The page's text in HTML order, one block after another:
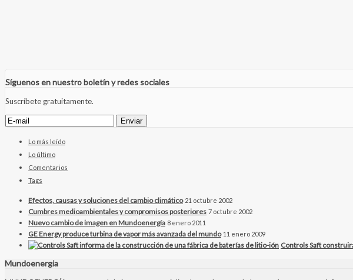
Síguenos en nuestro boletín y redes sociales
Suscríbete gratuitamente.
Lo más leído
Lo último
Comentarios
Tags
Efectos, causas y soluciones del cambio climático 21 octubre 2002
Cumbres medioambientales y compromisos posteriores 7 octubre 2002
Nuevo cambio de imagen en Mundoenergía 8 enero 2011
GE Energy produce turbina de vapor más avanzada del mundo 11 enero 2009
Controls Saft
Mundoenergia